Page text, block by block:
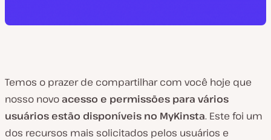
Temos o prazer de compartilhar com você hoje que
nosso novoacesso e permissões para vários
usuários estão disponíveis no MyKinsta. Este foi um
dos recursos mais solicitados pelos usuários e